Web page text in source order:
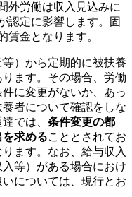
外労働は収入見込みに
認定に影響します。固
賃金となります。
）から定期的に被扶養
ます。その場合、労働
に変更がないか、あっ
者について確認をしな
では、 条件変更の都
求めることとされてお
ます。なお、給与収入
等）がある場合におけ
については、現行とお